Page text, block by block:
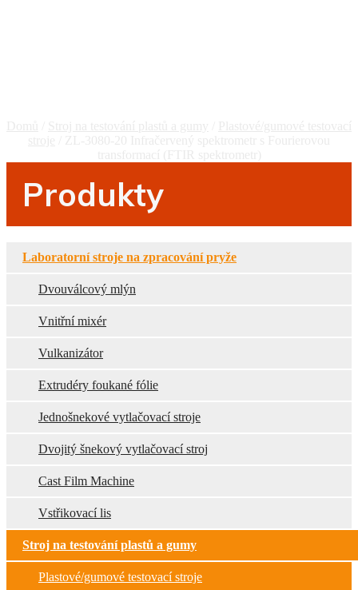
Produkty
Laboratorní stroje na zpracování pryže
Dvouválcový mlýn
Vnitřní mixér
Vulkanizátor
Extrudéry foukané fólie
Jednošnekové vytlačovací stroje
Dvojitý šnekový vytlačovací stroj
Cast Film Machine
Vstřikovací lis
Stroj na testování plastů a gumy
Plastové/gumové testovací stroje